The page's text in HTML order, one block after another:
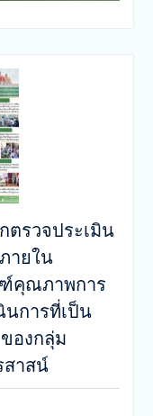
ตรวจประเมิน
ายใน
ฑ์คุณภาพการ
นการที่เป็น
องกลุ่ม
สาสน์